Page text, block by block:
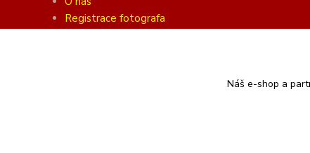
Registrace fotografa
Náš e-shop a